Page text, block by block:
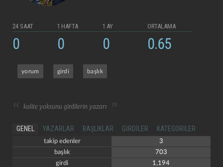
24 SAAT
0
1 HAFTA
0
1 AY
0
ORTALAMA
0.65
yorum girdi başlık
kalite yoksunu girdilerin yazarı
GENEL YAZARLAR BAŞLIKLAR GIRDILER KATEGORILER
takip edenler
3
başlık
703
girdi
1,194